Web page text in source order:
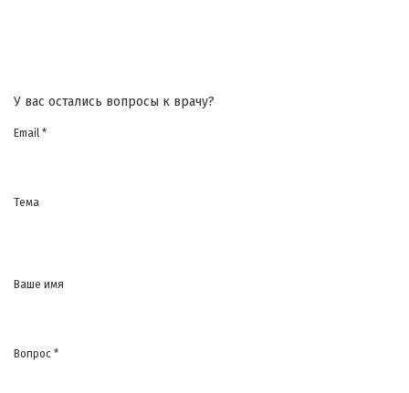
У вас остались вопросы к врачу?
Email *
Тема
Ваше имя
Вопрос *